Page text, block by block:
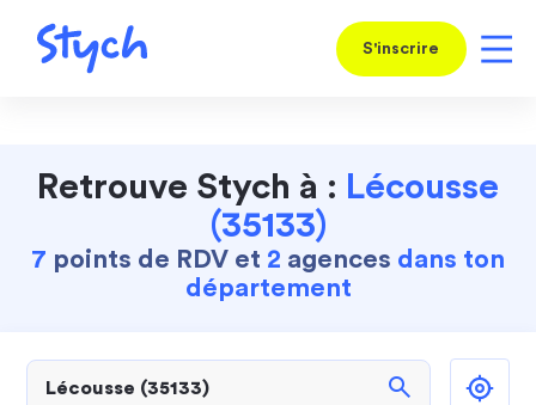
S'inscrire
Retrouve Stych à : Lécousse
(35133)
7 points de RDV et 2 agences dans ton
département
search